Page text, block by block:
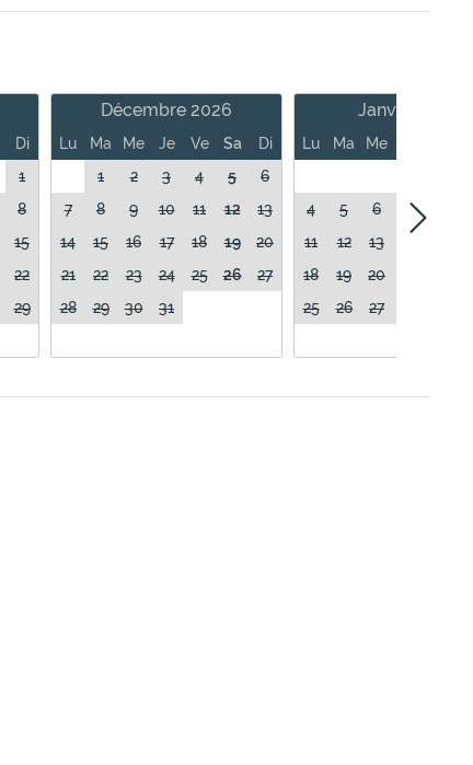
Di
1
8
15
22
29
Décembre 2026
Lu Ma Me Je Ve Sa
Di
1
2 3 4 5
6
7
8 9 10 11 12
13
14
15 16 17 18 19
20
21
22 23 24 25 26
27
28
29 30 31
Janvier 2027
Lu Ma Me
4
5 6 7
11
12 13
18
19 20
25
26 27